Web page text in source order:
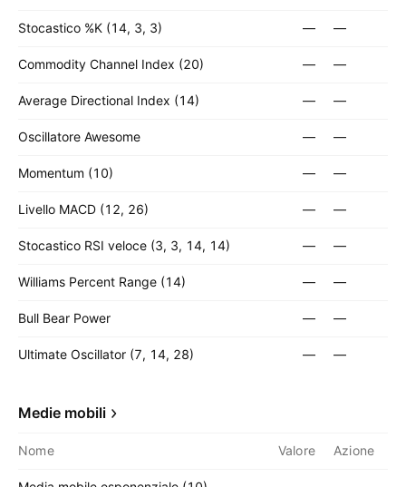
Stocastico %K (14, 3, 3) — —
Commodity Channel Index (20) — —
Average Directional Index (14) — —
Oscillatore Awesome — —
Momentum (10) — —
Livello MACD (12, 26) — —
Stocastico RSI veloce (3, 3, 14, 14) — —
Williams Percent Range (14) — —
Bull Bear Power — —
Ultimate Oscillator (7, 14, 28) — —
Medie mobili
Nome Valore Azione